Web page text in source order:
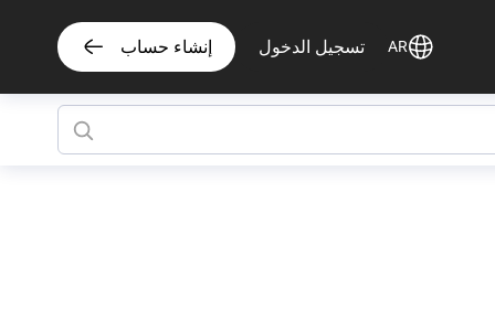
AR تسجيل الدخول إنشاء حساب